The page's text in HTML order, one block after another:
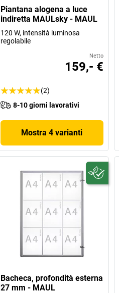
Piantana alogena a luce
indiretta MAULsky - MAUL
120 W, intensità luminosa
regolabile
Netto
159,- €
(2)
8-10 giorni lavorativi
Mostra 4 varianti
Bacheca, profondità esterna
27 mm - MAUL